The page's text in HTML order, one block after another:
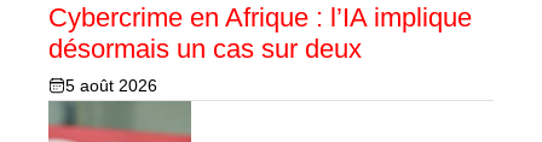
Cybercrime en Afrique : l’IA implique
désormais un cas sur deux
5 août 2026